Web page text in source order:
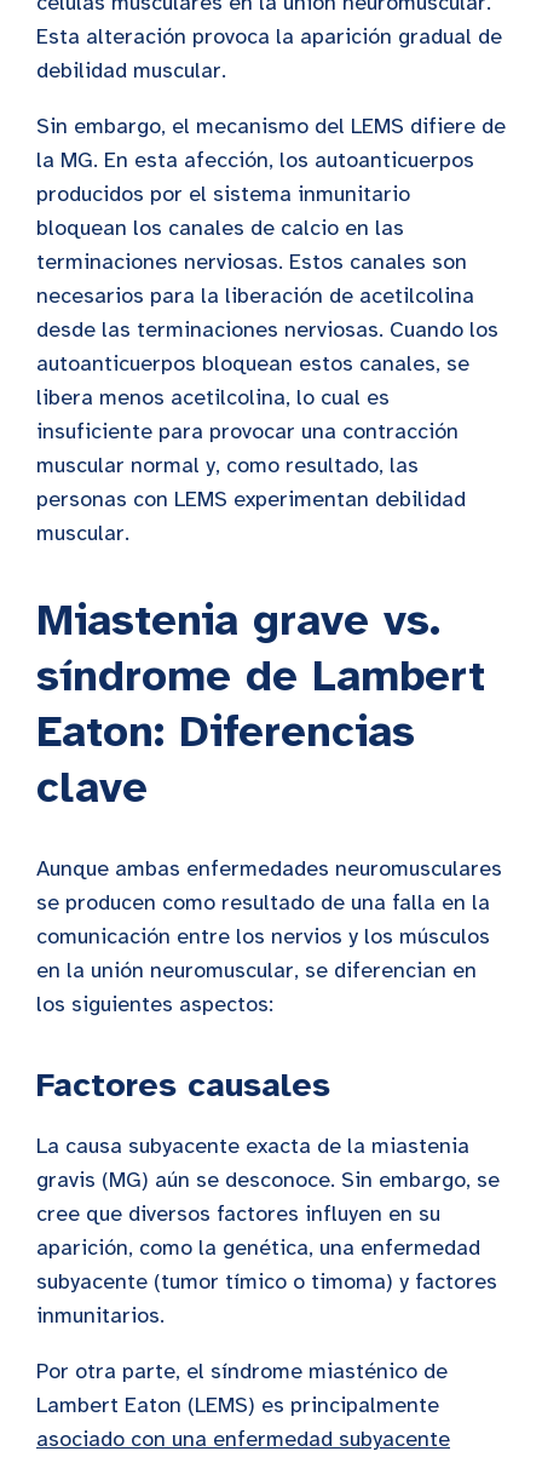
Esta alteración provoca la aparición gradual de
debilidad muscular.
Sin embargo, el mecanismo del LEMS difiere de
la MG. En esta afección, los autoanticuerpos
producidos por el sistema inmunitario
bloquean los canales de calcio en las
terminaciones nerviosas. Estos canales son
necesarios para la liberación de acetilcolina
desde las terminaciones nerviosas. Cuando los
autoanticuerpos bloquean estos canales, se
libera menos acetilcolina, lo cual es
insuficiente para provocar una contracción
muscular normal y, como resultado, las
personas con LEMS experimentan debilidad
muscular.
Miastenia grave vs.
síndrome de Lambert
Eaton: Diferencias
clave
Aunque ambas enfermedades neuromusculares
se producen como resultado de una falla en la
comunicación entre los nervios y los músculos
en la unión neuromuscular, se diferencian en
los siguientes aspectos:
Factores causales
La causa subyacente exacta de la miastenia
gravis (MG) aún se desconoce. Sin embargo, se
cree que diversos factores influyen en su
aparición, como la genética, una enfermedad
subyacente (tumor tímico o timoma) y factores
inmunitarios.
Por otra parte, el síndrome miasténico de
Lambert Eaton (LEMS) es principalmente
asociado con una enfermedad subyacente